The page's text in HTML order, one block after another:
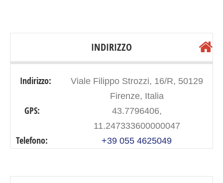
INDIRIZZO
Indirizzo:
Viale Filippo Strozzi, 16/R, 50129
Firenze, Italia
GPS:
43.7796406,
11.247333600000047
Telefono: +39 055 4625049